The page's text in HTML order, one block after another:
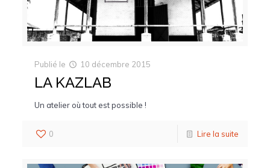
Publié le 10 décembre 2015
LA KAZLAB
Un atelier où tout est possible !
0 Lire la suite